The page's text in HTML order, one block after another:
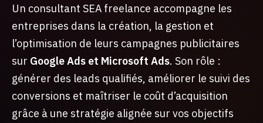
Un consultant SEA freelance accompagne les
entreprises dans la création, la gestion et
l’optimisation de leurs campagnes publicitaires
sur Google Ads et Microsoft Ads. Son rôle :
générer des leads qualifiés, améliorer le suivi des
conversions et maîtriser le coût d’acquisition
grâce à une stratégie alignée sur vos objectifs